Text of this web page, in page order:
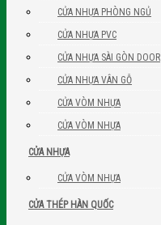
CỬA NHỰA PHÒNG NGỦ
CỬA NHỰA PVC
CỬA NHỰA SÀI GÒN DOOR
CỬA NHỰA VÂN GỖ
CỬA VÒM NHỰA
CỬA VÒM NHỰA
CỬA NHỰA
CỬA VÒM NHỰA
CỬA THÉP HÀN QUỐC